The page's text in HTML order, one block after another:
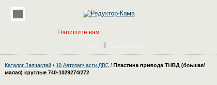
Напишите нам
Каталог Запчастей / 10 Автозапчасти ДВС / Пластина привода ТНВД (боьшая/
малая) круглые 740-1029274/272